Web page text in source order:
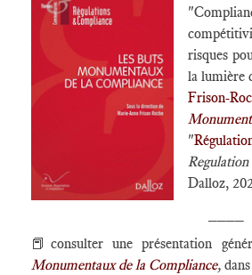
risques
la lumière
Frison-
"
Dalloz,
📕consulter une présentation
Monumentaux de la Compliance,